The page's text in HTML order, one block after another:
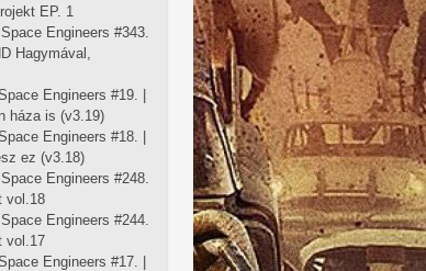
EP. 1
Engineers #343.
Hagymával,
Engineers #19. |
háza is (v3.19)
Engineers #18. |
ez (v3.18)
Engineers #248.
vol.18
Engineers #244.
vol.17
Engineers #17. |